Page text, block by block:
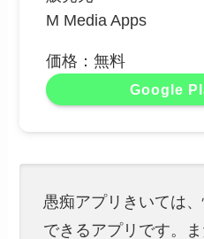
M Media Apps
価格：無料
Google
愚痴アプリきいては
できるアプリです。